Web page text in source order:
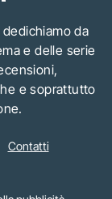
da
e delle serie
e soprattutto
Contatti